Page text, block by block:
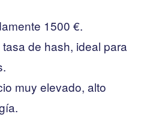
1500 €.
de hash, ideal para
muy elevado, alto